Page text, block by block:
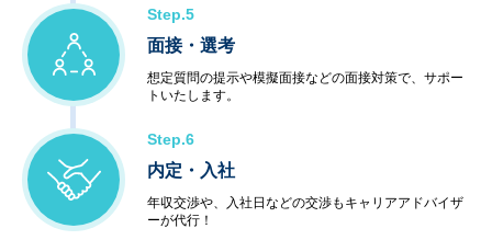
Step.5
面接・選考
想定質問の提示や模擬面接などの面接対策で、サポー
トいたします。
Step.6
内定・入社
年収交渉や、入社日などの交渉もキャリアアドバイザ
ーが代行！